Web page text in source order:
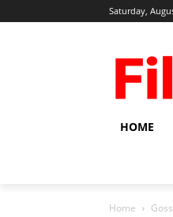
Saturday,
HOME
Home